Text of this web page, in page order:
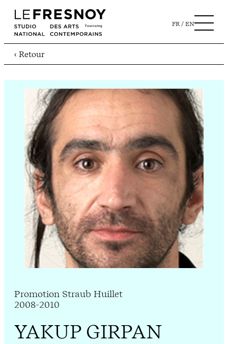
FR EN
‹ Retour
Promotion Straub Huillet
2008-2010
YAKUP GIRPAN